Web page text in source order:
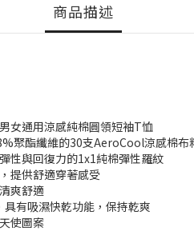
商品描述
女通用涼感純棉圓領短袖T恤
聚酯纖維的30支AeroCool涼感棉布
性與回復力的1x1純棉彈性羅紋
提供舒適穿著感受
爽舒適
有吸濕快乾功能，保持乾爽
使圖案